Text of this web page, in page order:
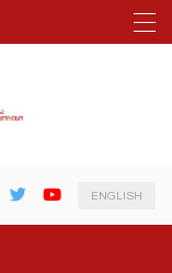
ENGLISH